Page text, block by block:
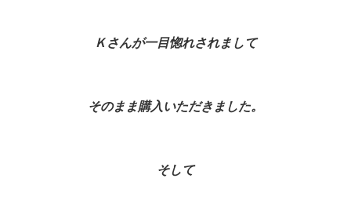
Ｋさんが一目惚れされまして
そのまま購入いただきました。
そして